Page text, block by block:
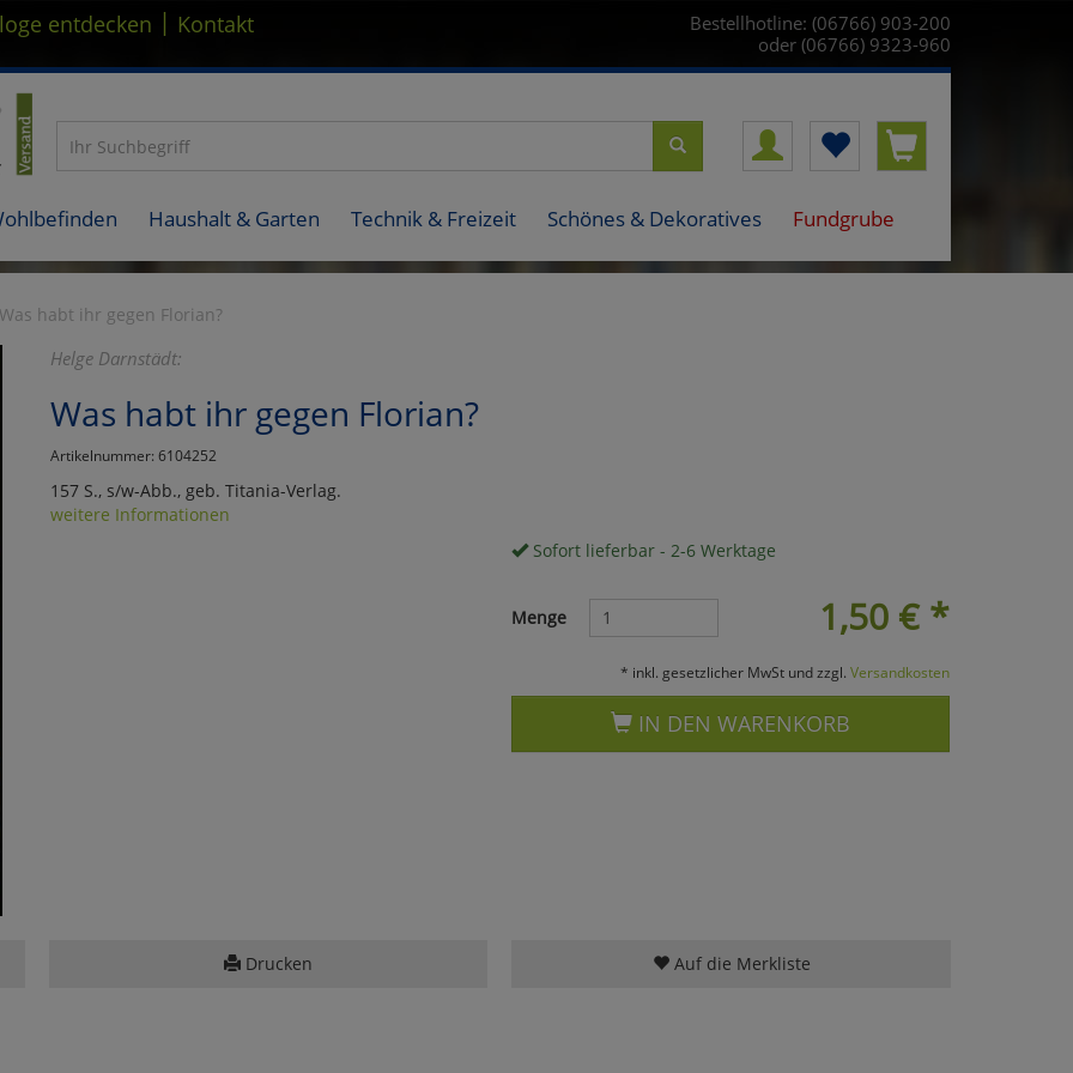
entdecken | Kontakt
Bestellhotline: (06766) 903-200
oder (06766) 9323-960
Haushalt & Garten Technik & Freizeit Schönes & Dekoratives Fundgrube
Was habt ihr gegen Florian?
Helge Darnstädt:
Was habt ihr gegen Florian?
Artikelnummer: 6104252
157 S., s/w-Abb., geb. Titania-Verlag.
weitere Informationen
Sofort lieferbar - 2-6 Werktage
1,50 €*
Menge
* inkl. gesetzlicher MwSt und zzgl. Versandkosten
IN DEN WARENKORB
Drucken Auf die Merkliste